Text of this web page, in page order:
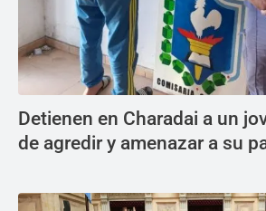
Detienen en Charadai a un
de agredir y amenazar a su